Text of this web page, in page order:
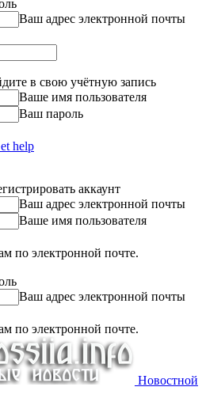
Ваш адрес электронной почты
в свою учётную запись
Ваше имя пользователя
Ваш пароль
help
аккаунт
Ваш адрес электронной почты
Ваше имя пользователя
по электронной почте.
Ваш адрес электронной почты
по электронной почте.
Новостной